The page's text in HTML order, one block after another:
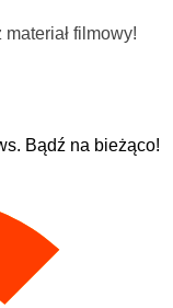
filmowy!
Bądź na bieżąco!